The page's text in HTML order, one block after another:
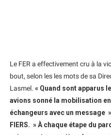
Le FER a effectivement cru à la
bout, selon les les mots de sa
Lasmel. « Quand sont apparus
avions sonné la mobilisation
échangeurs avec un message
FIERS. » À chaque étape du